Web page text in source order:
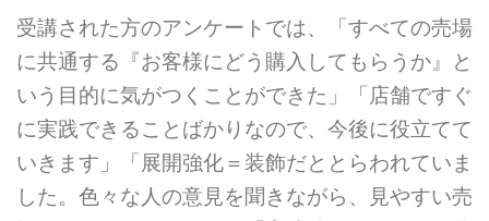
受講された方のアンケートでは、「すべての売場
に共通する『お客様にどう購入してもらうか』と
いう目的に気がつくことができた」「店舗ですぐ
に実践できることばかりなので、今後に役立てて
いきます」「展開強化＝装飾だととらわれていま
した。色々な人の意見を聞きながら、見やすい売